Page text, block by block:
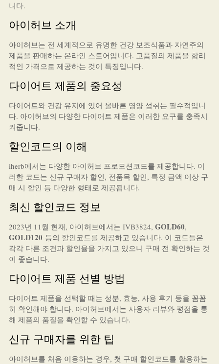
니다.
아이허브 소개
아이허브는 전 세계적으로 유명한 건강 보조식품과 자연주의
제품을 판매하는 온라인 스토어입니다. 고품질의 제품을 합리
적인 가격으로 제공하는 것이 특징입니다.
다이어트 제품의 중요성
다이어트와 건강 유지에 있어 올바른 영양 섭취는 필수적입니
다. 아이허브의 다양한 다이어트 제품은 이러한 요구를 충족시
켜줍니다.
할인코드의 이해
iherb에서는 다양한 아이허브 프로모션코드를 제공합니다. 이
러한 코드는 신규 구매자 할인, 전품목 할인, 특정 금액 이상 구
매 시 할인 등 다양한 형태로 제공됩니다.
최신 할인코드 정보
2023년 11월 현재, 아이허브에서는 IVB3824, GOLD60,
GOLD120 등의 할인코드를 제공하고 있습니다. 이 코드들은
각각 다른 조건과 할인율을 가지고 있으니 구매 전 확인하는 것
이 좋습니다.
다이어트 제품 선별 방법
다이어트 제품을 선택할 때는 성분, 효능, 사용 후기 등을 꼼꼼
히 확인해야 합니다. 아이허브에서는 사용자 리뷰와 평점을 통
해 제품의 품질을 확인할 수 있습니다.
신규 구매자를 위한 팁
아이허브를 처음 이용하는 경우, 첫 구매 할인코드를 활용하는